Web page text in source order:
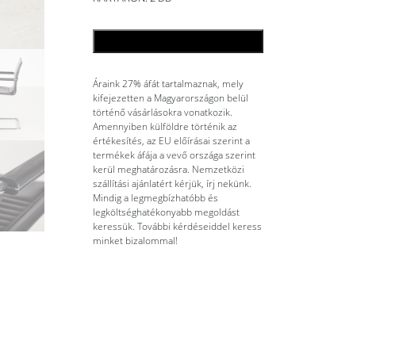
Áraink 27% áfát tartalmaznak, mely
kifejezetten a Magyarországon belül
történő vásárlásokra vonatkozik.
Amennyiben külföldre történik az
értékesítés, az EU előírásai szerint a
termékek áfája a vevő országa szerint
kerül meghatározásra. Nemzetközi
szállítási ajánlatért kérjük, írj nekünk.
Mindig a legmegbízhatóbb és
legköltséghatékonyabb megoldást
keressük. További kérdéseiddel keress
minket bizalommal!